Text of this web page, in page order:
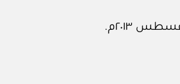
٢٠١٣م.